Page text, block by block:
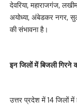
देवरिया, महाराजगंज,
अयोध्या, अंबेडकर नगर,
की संभावना है।
इन जिलों में बिजली
उत्तर प्रदेश में 14 जिलों